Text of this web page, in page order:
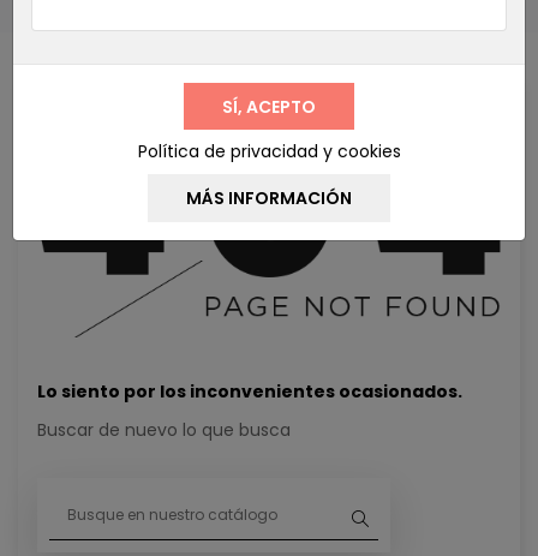
Lo siento por los inconvenientes ocasionados.
Buscar de nuevo lo que busca
Política de privacidad y cookies